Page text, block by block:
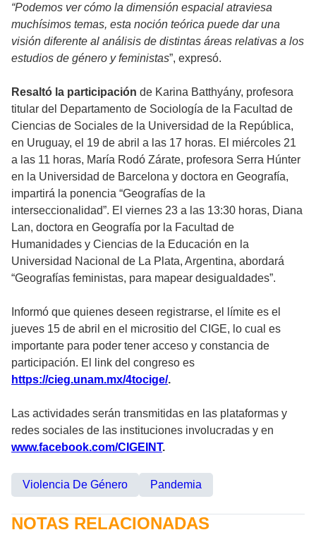
“Podemos ver cómo la dimensión espacial atraviesa
muchísimos temas, esta noción teórica puede dar una
visión diferente al análisis de distintas áreas relativas a los
estudios de género y feministas”, expresó.
Resaltó la participación de Karina Batthyány, profesora
titular del Departamento de Sociología de la Facultad de
Ciencias de Sociales de la Universidad de la República,
en Uruguay, el 19 de abril a las 17 horas. El miércoles 21
a las 11 horas, María Rodó Zárate, profesora Serra Húnter
en la Universidad de Barcelona y doctora en Geografía,
impartirá la ponencia “Geografías de la
interseccionalidad”. El viernes 23 a las 13:30 horas, Diana
Lan, doctora en Geografía por la Facultad de
Humanidades y Ciencias de la Educación en la
Universidad Nacional de La Plata, Argentina, abordará
“Geografías feministas, para mapear desigualdades”.
Informó que quienes deseen registrarse, el límite es el
jueves 15 de abril en el micrositio del CIGE, lo cual es
importante para poder tener acceso y constancia de
participación. El link del congreso es
https://cieg.unam.mx/4tocige/.
Las actividades serán transmitidas en las plataformas y
redes sociales de las instituciones involucradas y en
www.facebook.com/CIGEINT.
Violencia De Género Pandemia
NOTAS RELACIONADAS